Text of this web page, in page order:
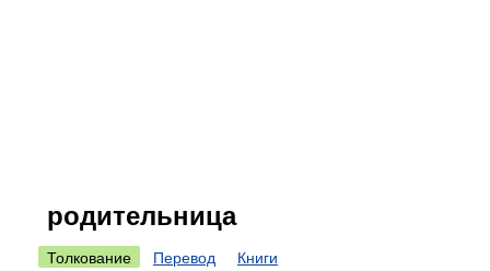
родительница
Толкование Перевод Книги